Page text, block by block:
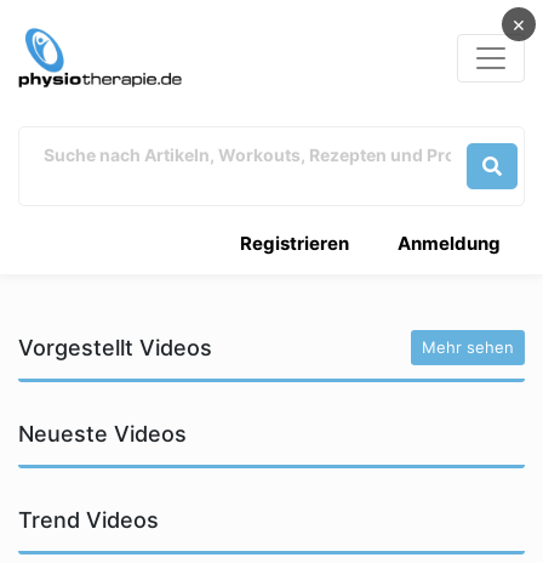
Anmeldung
Registrieren
Vorgestellt Videos Mehr sehen
Neueste Videos
Trend Videos
×